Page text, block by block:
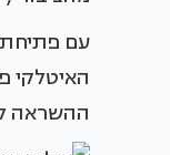
עם פתיחת
האיטלקי
ההשראה